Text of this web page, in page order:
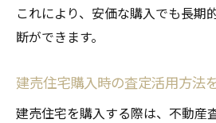
これにより、安価な購入でも長期
断ができます。
建売住宅購入時の査定活用方法
建売住宅を購入する際は、不動産